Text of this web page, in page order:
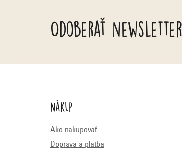
Odoberať newsletter
Nákup
Ako nakupovať
Doprava a platba